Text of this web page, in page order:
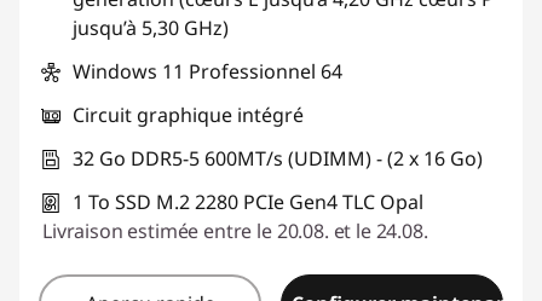
jusqu’à 5,30 GHz)
Windows 11 Professionnel 64
Circuit graphique intégré
32 Go DDR5-5 600MT/s (UDIMM) - (2 x 16 Go)
1 To SSD M.2 2280 PCIe Gen4 TLC Opal
Livraison estimée entre le 20.08. et le 24.08.